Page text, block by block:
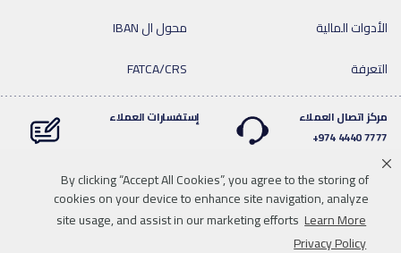
By clicking “Accept All Cookies”, you agree to the storing of
cookies on your device to enhance site navigation, analyze
site usage, and assist in our marketing efforts Learn More
Privacy Policy
محول ال IBAN
الأدوات المالية
FATCA/CRS
التعرفة
مركز اتصال العملاء
7777 4440 974+
إستفسارات العملاء
LinkedinInstagramfacebookWhatsapp
twitteryoutube
للاتصال بنا تحميل الوسائط خريطة الموقع سياسة الخصوصية